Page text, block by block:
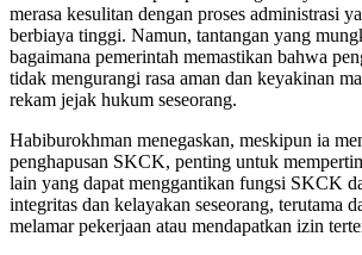
merasa kesulitan dengan proses administrasi
berbiaya tinggi. Namun, tantangan yang
bagaimana pemerintah memastikan bahwa
tidak mengurangi rasa aman dan keyakinan
rekam jejak hukum seseorang.
Habiburokhman menegaskan, meskipun ia
penghapusan SKCK, penting untuk
lain yang dapat menggantikan fungsi SKCK
integritas dan kelayakan seseorang, terutama
melamar pekerjaan atau mendapatkan izin